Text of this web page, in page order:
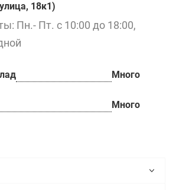
18к1)
Пн.- Пт. с 10:00 до 18:00,
Много
Много